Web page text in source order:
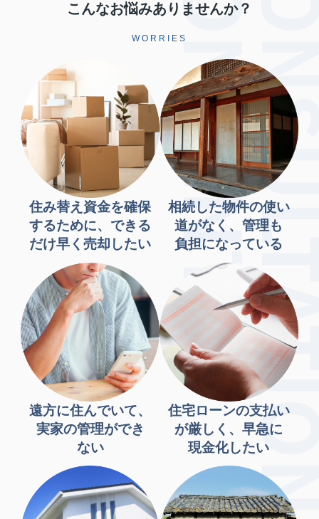
こんなお悩みありませんか？
WORRIES
住み替え資金を確保
するために、できる
だけ早く売却したい
相続した物件の使い
道がなく、管理も
負担になっている
遠方に住んでいて、
実家の管理ができ
ない
住宅ローンの支払い
が厳しく、早急に
現金化したい